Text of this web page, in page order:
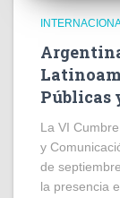
Públicas
La VI
y
de
la presencia